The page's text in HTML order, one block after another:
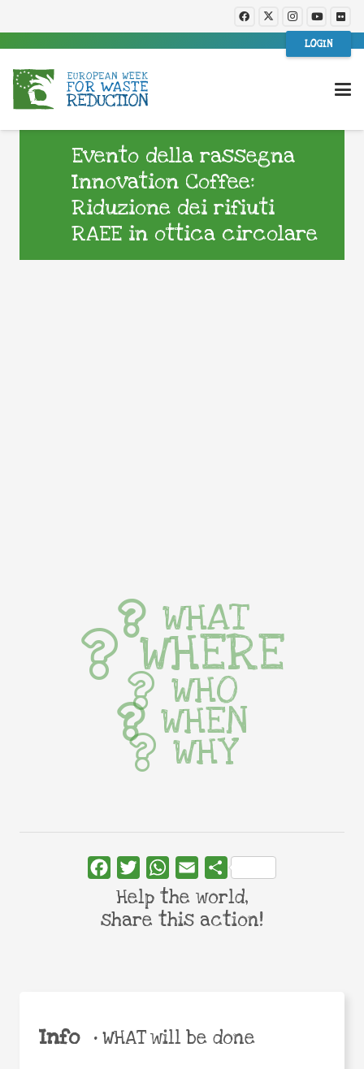
LOGIN
Evento della rassegna
Innovation Coffee:
Riduzione dei rifiuti
RAEE in ottica circolare
Info •WHAT will be done
WHAT
WHERE
WHO
WHEN
WHY
FacebookTwitterWhatsApp
Email Share
Help the world,
share this action!